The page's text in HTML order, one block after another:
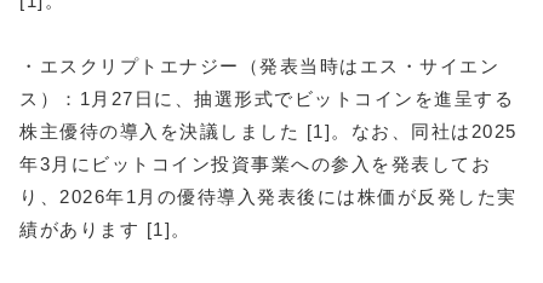
・エスクリプトエナジー（発表当時はエス・サイエン
ス）：1月27日に、抽選形式でビットコインを進呈する
株主優待の導入を決議しました [1]。なお、同社は2025
年3月にビットコイン投資事業への参入を発表してお
り、2026年1月の優待導入発表後には株価が反発した実
績があります [1]。